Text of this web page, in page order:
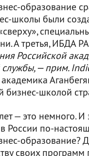
образование
школы были
А третья, ИБДА
Российской
службы, — прим.
бизнес-школой
— это немного.
России по-
образование?
своих